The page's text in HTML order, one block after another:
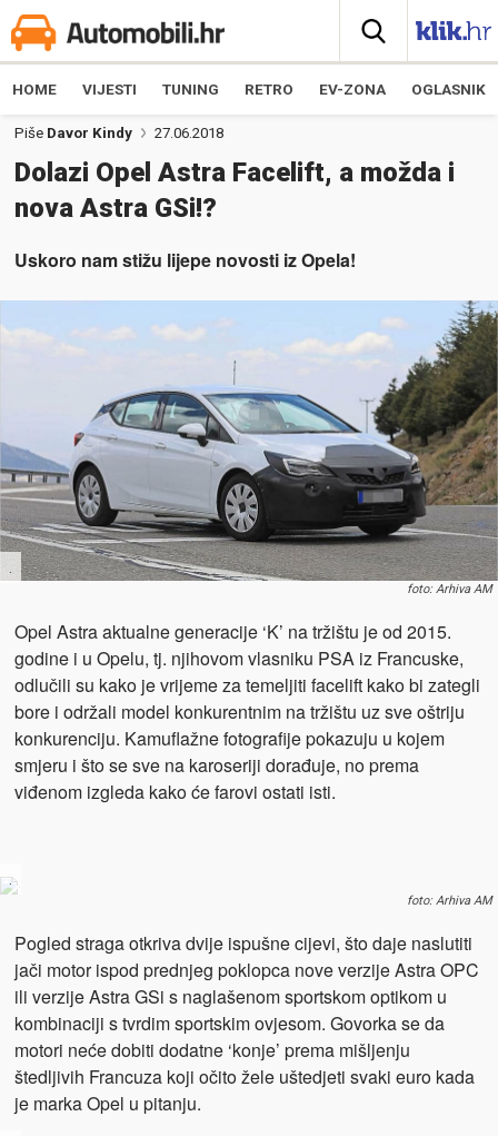
HOME VIJESTI TUNING RETRO EV-ZONA OGLASNIK
Piše Davor Kindy 27.06.2018
Dolazi Opel Astra Facelift, a možda i
nova Astra GSi!?
Uskoro nam stižu lijepe novosti iz Opela!
.
foto: Arhiva AM
Opel Astra aktualne generacije ‘K’ na tržištu je od 2015.
godine i u Opelu, tj. njihovom vlasniku PSA iz Francuske,
odlučili su kako je vrijeme za temeljiti facelift kako bi zategli
bore i održali model konkurentnim na tržištu uz sve oštriju
konkurenciju. Kamuflažne fotografije pokazuju u kojem
smjeru i što se sve na karoseriji dorađuje, no prema
viđenom izgleda kako će farovi ostati isti.
.
foto: Arhiva AM
Pogled straga otkriva dvije ispušne cijevi, što daje naslutiti
jači motor ispod prednjeg poklopca nove verzije Astra OPC
ili verzije Astra GSi s naglašenom sportskom optikom u
kombinaciji s tvrdim sportskim ovjesom. Govorka se da
motori neće dobiti dodatne ‘konje’ prema mišljenju
štedljivih Francuza koji očito žele uštedjeti svaki euro kada
je marka Opel u pitanju.